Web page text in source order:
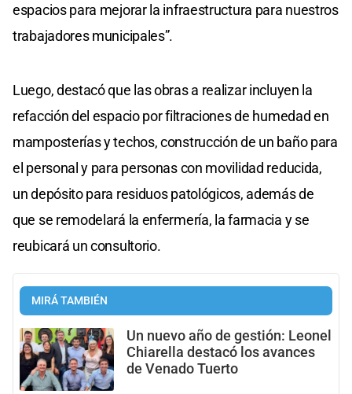
espacios para mejorar la infraestructura para nuestros
trabajadores municipales”.
Luego, destacó que las obras a realizar incluyen la
refacción del espacio por filtraciones de humedad en
mamposterías y techos, construcción de un baño para
el personal y para personas con movilidad reducida,
un depósito para residuos patológicos, además de
que se remodelará la enfermería, la farmacia y se
reubicará un consultorio.
MIRÁ TAMBIÉN
Un nuevo año de gestión: Leonel
Chiarella destacó los avances
de Venado Tuerto